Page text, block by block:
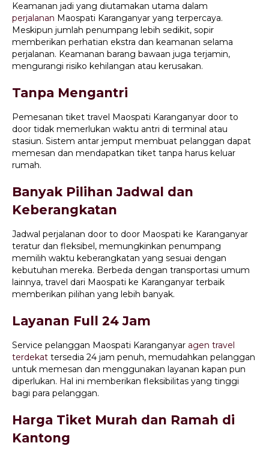
Keamanan jadi yang diutamakan utama dalam
perjalanan Maospati Karanganyar yang terpercaya.
Meskipun jumlah penumpang lebih sedikit, sopir
memberikan perhatian ekstra dan keamanan selama
perjalanan. Keamanan barang bawaan juga terjamin,
mengurangi risiko kehilangan atau kerusakan.
Tanpa Mengantri
Pemesanan tiket travel Maospati Karanganyar door to
door tidak memerlukan waktu antri di terminal atau
stasiun. Sistem antar jemput membuat pelanggan dapat
memesan dan mendapatkan tiket tanpa harus keluar
rumah.
Banyak Pilihan Jadwal dan
Keberangkatan
Jadwal perjalanan door to door Maospati ke Karanganyar
teratur dan fleksibel, memungkinkan penumpang
memilih waktu keberangkatan yang sesuai dengan
kebutuhan mereka. Berbeda dengan transportasi umum
lainnya, travel dari Maospati ke Karanganyar terbaik
memberikan pilihan yang lebih banyak.
Layanan Full 24 Jam
Service pelanggan Maospati Karanganyar agen travel
terdekat tersedia 24 jam penuh, memudahkan pelanggan
untuk memesan dan menggunakan layanan kapan pun
diperlukan. Hal ini memberikan fleksibilitas yang tinggi
bagi para pelanggan.
Harga Tiket Murah dan Ramah di
Kantong